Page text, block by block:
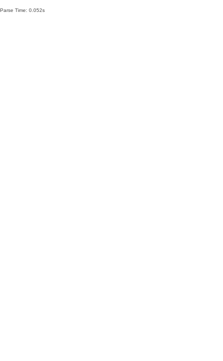
Parse Time: 0.052s